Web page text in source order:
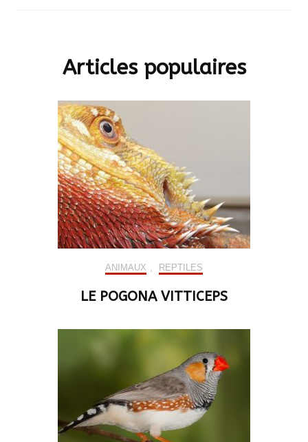
Articles populaires
ANIMAUX REPTILES
LE POGONA VITTICEPS